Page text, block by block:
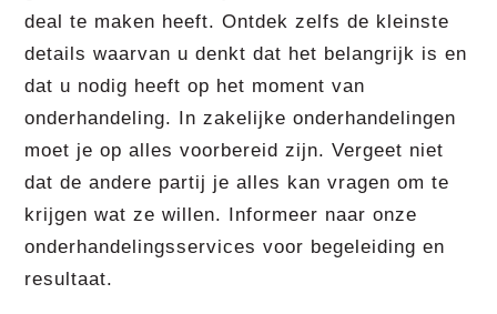
deal te maken heeft. Ontdek zelfs de kleinste
details waarvan u denkt dat het belangrijk is en
dat u nodig heeft op het moment van
onderhandeling. In zakelijke onderhandelingen
moet je op alles voorbereid zijn. Vergeet niet
dat de andere partij je alles kan vragen om te
krijgen wat ze willen. Informeer naar onze
onderhandelingsservices voor begeleiding en
resultaat.